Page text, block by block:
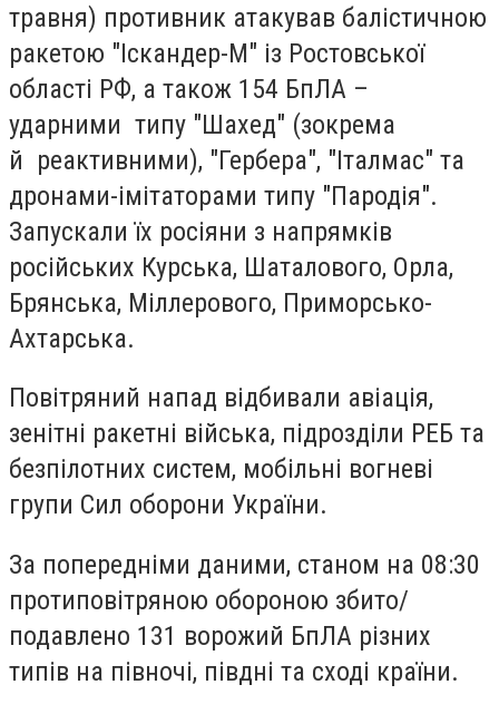
травня) противник атакував балістичною
ракетою "Іскандер-М" із Ростовської
області РФ, а також 154 БпЛА –
ударними типу "Шахед" (зокрема
й реактивними), "Гербера", "Італмас" та
дронами-імітаторами типу "Пародія".
Запускали їх росіяни з напрямків
російських Курська, Шаталового, Орла,
Брянська, Міллерового, Приморсько-
Ахтарська.
Повітряний напад відбивали авіація,
зенітні ракетні війська, підрозділи РЕБ та
безпілотних систем, мобільні вогневі
групи Сил оборони України.
За попередніми даними, станом на 08:30
протиповітряною обороною збито/
подавлено 131 ворожий БпЛА різних
типів на півночі, півдні та сході країни.